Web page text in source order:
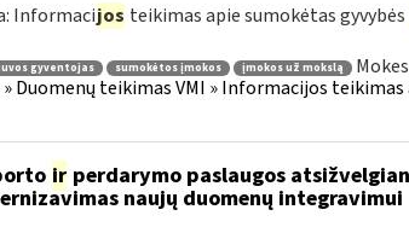
Informacijos teikimas apie sumokėtas gyvybės
gyventojas sumokėtos įmokos įmokos už mokslą
Duomenų teikimas VMI » Informacijos teikimas
irperdarymo paslaugos
naujų duomenų integravimui